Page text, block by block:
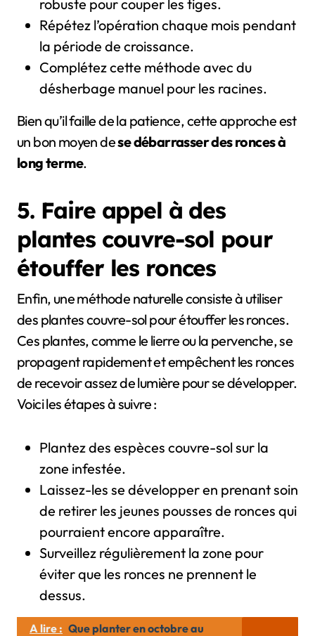
robuste pour couper les tiges.
Répétez l’opération chaque mois pendant
la période de croissance.
Complétez cette méthode avec du
désherbage manuel pour les racines.
Bien qu’il faille de la patience, cette approche est
un bon moyen dese débarrasser des ronces à
long terme.
5. Faire appel à des
plantes couvre-sol pour
étouffer les ronces
Enfin, une méthode naturelle consiste à utiliser
des plantes couvre-sol pour étouffer les ronces.
Ces plantes, comme le lierre ou la pervenche, se
propagent rapidement et empêchent les ronces
de recevoir assez de lumière pour se développer.
Voici les étapes à suivre :
Plantez des espèces couvre-sol sur la
zone infestée.
Laissez-les se développer en prenant soin
de retirer les jeunes pousses de ronces qui
pourraient encore apparaître.
Surveillez régulièrement la zone pour
éviter que les ronces ne prennent le
dessus.
A lire : Que planter en octobre au